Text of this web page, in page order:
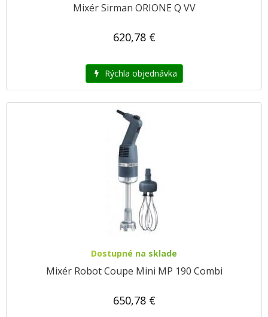
Mixér Sirman ORIONE Q VV
620,78 €
Rýchla objednávka
Dostupné na sklade
Mixér Robot Coupe Mini MP 190 Combi
650,78 €